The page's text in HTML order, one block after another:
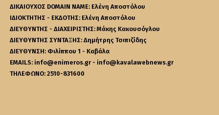
ΔΙΚΑΙΟΥΧΟΣ DOMAIN NAME: Ελένη Αποστόλου
ΙΔΙΟΚΤΗΤΗΣ - ΕΚΔΟΤΗΣ: Ελένη Αποστόλου
ΔΙΕΥΘΥΝΤΗΣ - ΔΙΑΧΕΙΡΙΣΤΗΣ: Μάκης Κακουσόγλου
ΔΙΕΥΘΥΝΤΗΣ ΣΥΝΤΑΞΗΣ: Δημήτρης Τσιπιζίδης
ΔΙΕΥΘΥΝΣΗ: Φιλίππου 1 - Καβάλα
EMAILS: info@enimeros.gr - info@kavalawebnews.gr
ΤΗΛΕΦΩΝΟ: 2510-831600